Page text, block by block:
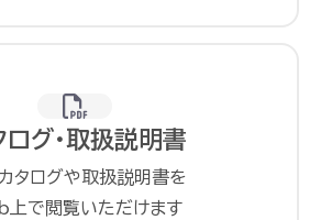
ログ・取扱説明書
タログや取扱説明書を
上で閲覧いただけます